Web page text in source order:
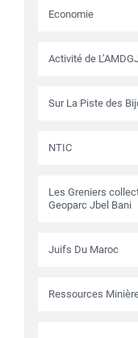
Economie
Activité de
Sur La Piste des
NTIC
Les Greniers
Geoparc Jbel Bani
Juifs Du Maroc
Ressources